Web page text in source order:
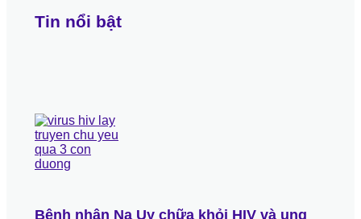
Tin nổi bật
Bệnh nhân Na Uy chữa khỏi HIV và ung